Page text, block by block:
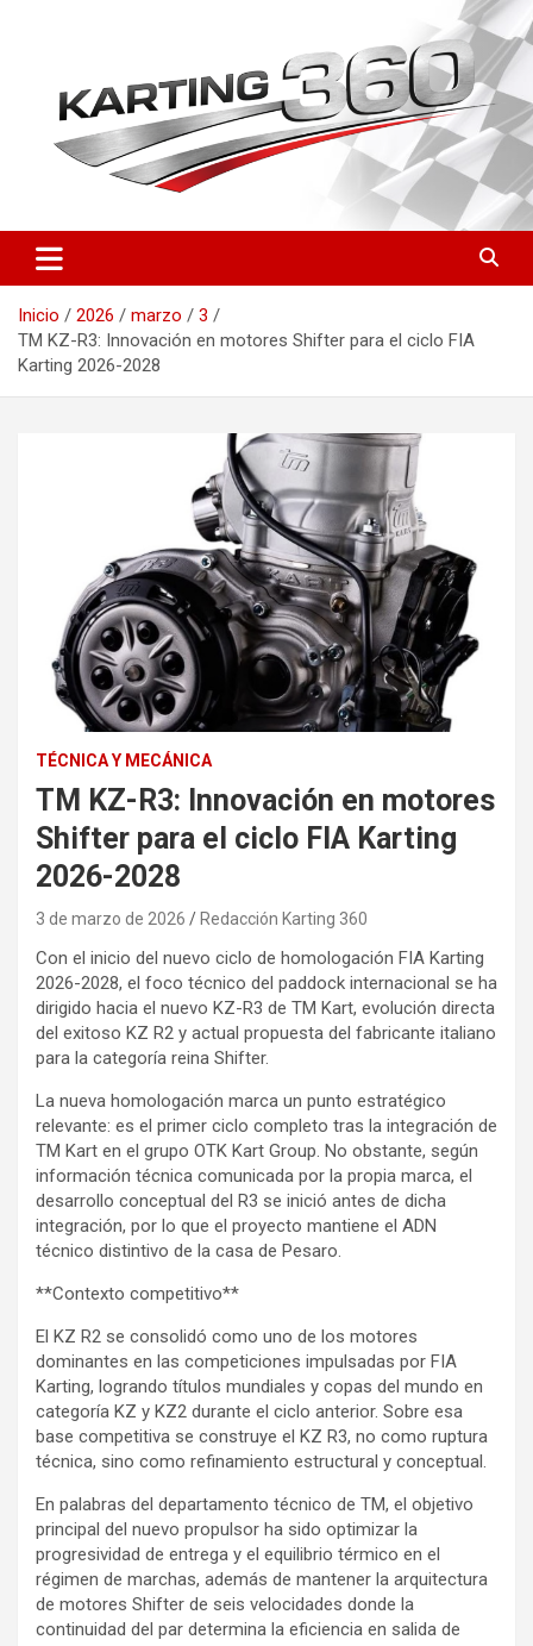
Karting 360 | Noticias,
Campeonatos y Pilotos de
Karting en España
Toda la actualidad del karting nacional e internacional: resultados
del CEK, FIA Karting, fichas de pilotos, circuitos y novedades
técnicas. Actualizado a diario.
Inicio
2026 marzo
3
TM KZ-R3: Innovación en motores Shifter para el ciclo FIA
Karting 2026-2028
TÉCNICA Y MECÁNICA
TM KZ-R3: Innovación en motores
Shifter para el ciclo FIA Karting
2026-2028
3 de marzo de 2026 Redacción Karting 360
Con el inicio del nuevo ciclo de homologación FIA Karting
2026-2028, el foco técnico del paddock internacional se ha
dirigido hacia el nuevo KZ-R3 de TM Kart, evolución directa
del exitoso KZ R2 y actual propuesta del fabricante italiano
para la categoría reina Shifter.
La nueva homologación marca un punto estratégico
relevante: es el primer ciclo completo tras la integración de
TM Kart en el grupo OTK Kart Group. No obstante, según
información técnica comunicada por la propia marca, el
desarrollo conceptual del R3 se inició antes de dicha
integración, por lo que el proyecto mantiene el ADN
técnico distintivo de la casa de Pesaro.
**Contexto competitivo**
El KZ R2 se consolidó como uno de los motores
dominantes en las competiciones impulsadas por FIA
Karting, logrando títulos mundiales y copas del mundo en
categoría KZ y KZ2 durante el ciclo anterior. Sobre esa
base competitiva se construye el KZ R3, no como ruptura
técnica, sino como refinamiento estructural y conceptual.
En palabras del departamento técnico de TM, el objetivo
principal del nuevo propulsor ha sido optimizar la
progresividad de entrega y el equilibrio térmico en el
régimen de marchas, además de mantener la arquitectura
de motores Shifter de seis velocidades donde la
continuidad del par determina la eficiencia en salida de